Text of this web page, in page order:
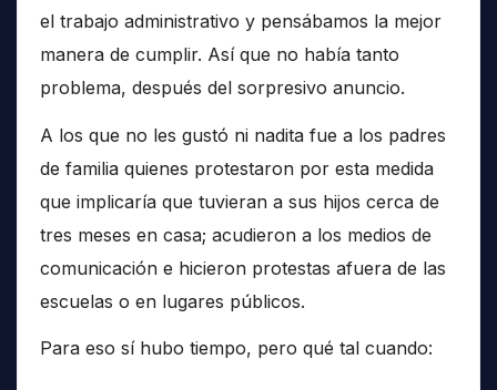
el trabajo administrativo y pensábamos la mejor
manera de cumplir. Así que no había tanto
problema, después del sorpresivo anuncio.
A los que no les gustó ni nadita fue a los padres
de familia quienes protestaron por esta medida
que implicaría que tuvieran a sus hijos cerca de
tres meses en casa; acudieron a los medios de
comunicación e hicieron protestas afuera de las
escuelas o en lugares públicos.
Para eso sí hubo tiempo, pero qué tal cuando: